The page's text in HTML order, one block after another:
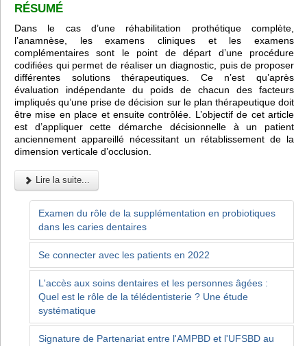
RÉSUMÉ
Dans le cas d’une réhabilitation prothétique complète,
l’anamnèse, les examens cliniques et les examens
complémentaires sont le point de départ d’une procédure
codifiées qui permet de réaliser un diagnostic, puis de proposer
différentes solutions thérapeutiques. Ce n’est qu’après
évaluation indépendante du poids de chacun des facteurs
impliqués qu’une prise de décision sur le plan thérapeutique doit
être mise en place et ensuite contrôlée. L’objectif de cet article
est d’appliquer cette démarche décisionnelle à un patient
anciennement appareillé nécessitant un rétablissement de la
dimension verticale d’occlusion.
Lire la suite...
Examen du rôle de la supplémentation en probiotiques
dans les caries dentaires
Se connecter avec les patients en 2022
L'accès aux soins dentaires et les personnes âgées :
Quel est le rôle de la télédentisterie ? Une étude
systématique
Signature de Partenariat entre l'AMPBD et l'UFSBD au